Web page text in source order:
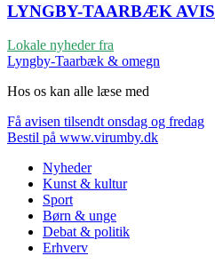
LYNGBY-TAARBÆK AVIS
Lokale nyheder fra
Lyngby-Taarbæk & omegn
Hos os kan alle læse med
Få avisen tilsendt onsdag og fredag
Bestil på www.virumby.dk
Nyheder
Kunst & kultur
Sport
Børn & unge
Debat & politik
Erhverv